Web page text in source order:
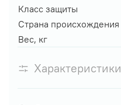
Класс защиты
Страна происхождения
Вес, кг
Характеристики